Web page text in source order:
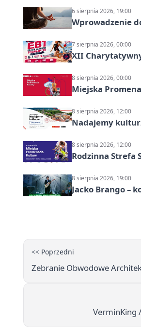
6 sierpnia 2026, 19:00
Wprowadzenie
7 sierpnia 2026, 00:00
XII
8 sierpnia 2026, 00:00
Miejska
8 sierpnia 2026, 12:00
Nadajemy
8 sierpnia 2026, 12:00
Rodzinna Strefa
8 sierpnia 2026, 19:00
Jacko Brango –
<< Poprzedni
Zebranie Obwodowe
VerminKing